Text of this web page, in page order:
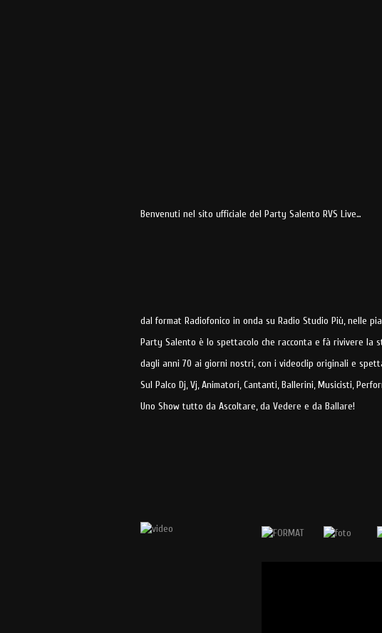
Benvenuti nel sito ufficiale del Party Salento RVS Live…
dal format Radiofonico in onda su Radio Studio Più, nelle
Party Salento è lo spettacolo che racconta e fà rivivere la
dagli anni 70 ai giorni nostri, con i videoclip originali e
Sul Palco Dj, Vj, Animatori, Cantanti, Ballerini, Musicisti,
Uno Show tutto da Ascoltare, da Vedere e da Ballare!